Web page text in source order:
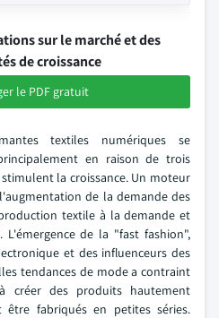
sur le marché et des
de croissance
le PDF gratuit
textiles numériques se
en raison de trois
la croissance. Un moteur
de la demande des
textile à la demande et
L'émergence de la "fast fashion",
et des influenceurs des
tendances de mode a contraint
créer des produits hautement
être fabriqués en petites séries.